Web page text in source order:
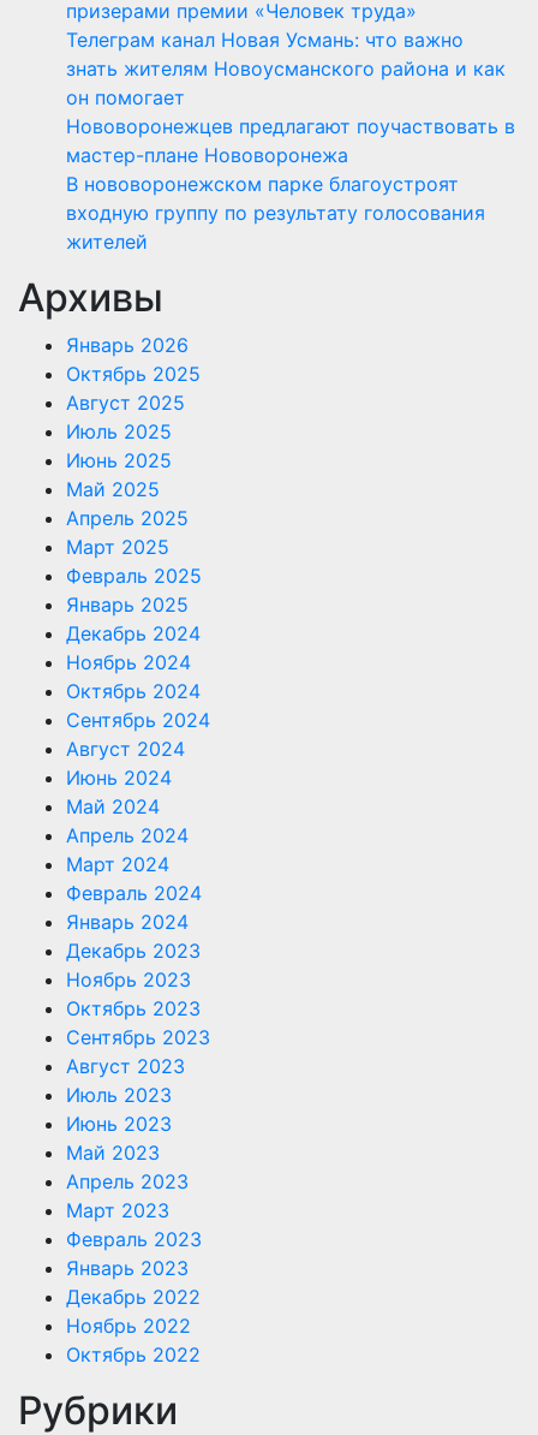
призерами премии «Человек труда»
Телеграм канал Новая Усмань: что важно
знать жителям Новоусманского района и как
он помогает
Нововоронежцев предлагают поучаствовать в
мастер-плане Нововоронежа
В нововоронежском парке благоустроят
входную группу по результату голосования
жителей
Архивы
Январь 2026
Октябрь 2025
Август 2025
Июль 2025
Июнь 2025
Май 2025
Апрель 2025
Март 2025
Февраль 2025
Январь 2025
Декабрь 2024
Ноябрь 2024
Октябрь 2024
Сентябрь 2024
Август 2024
Июнь 2024
Май 2024
Апрель 2024
Март 2024
Февраль 2024
Январь 2024
Декабрь 2023
Ноябрь 2023
Октябрь 2023
Сентябрь 2023
Август 2023
Июль 2023
Июнь 2023
Май 2023
Апрель 2023
Март 2023
Февраль 2023
Январь 2023
Декабрь 2022
Ноябрь 2022
Октябрь 2022
Рубрики